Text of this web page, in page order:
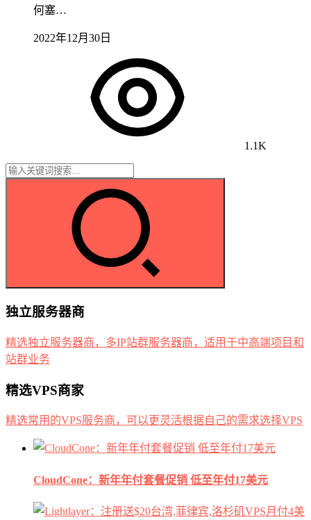
何塞…
2022年12月30日
1.1K
独立服务器商
精选独立服务器商，多IP站群服务器商，适用于中高端项目和
站群业务
精选VPS商家
精选常用的VPS服务商，可以更灵活根据自己的需求选择VPS
CloudCone：新年年付套餐促销 低至年付17美元